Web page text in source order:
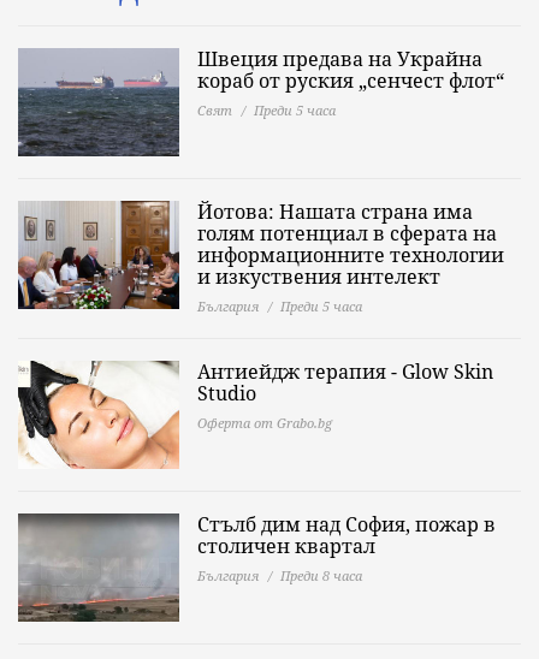
Швеция предава на Украйна
кораб от руския „сенчест флот“
Свят Преди 5 часа
Йотова: Нашата страна има
голям потенциал в сферата на
информационните технологии
и изкуствения интелект
България Преди 5 часа
Антиейдж терапия - Glow Skin
Studio
Оферта от Grabo.bg
Стълб дим над София, пожар в
столичен квартал
България Преди 8 часа